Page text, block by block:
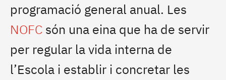
programació general anual. Les
NOFC són una eina que ha de servir
per regular la vida interna de
l’Escola i establir i concretar les